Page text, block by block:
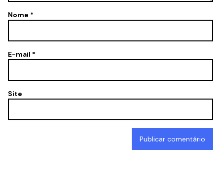
Nome *
E-mail *
Site